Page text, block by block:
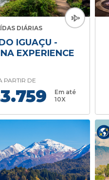
DIÁRIAS
IGUAÇU -
EXPERIENCE
PARTIR DE
3.759
Em até
10X